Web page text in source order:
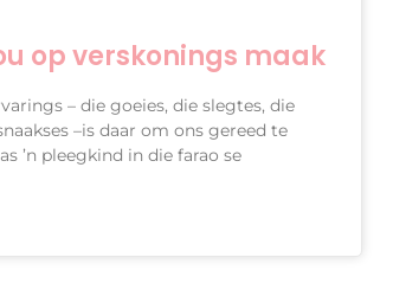
op verskonings maak
– die goeies, die slegtes, die
–is daar om ons gereed te
’n pleegkind in die farao se